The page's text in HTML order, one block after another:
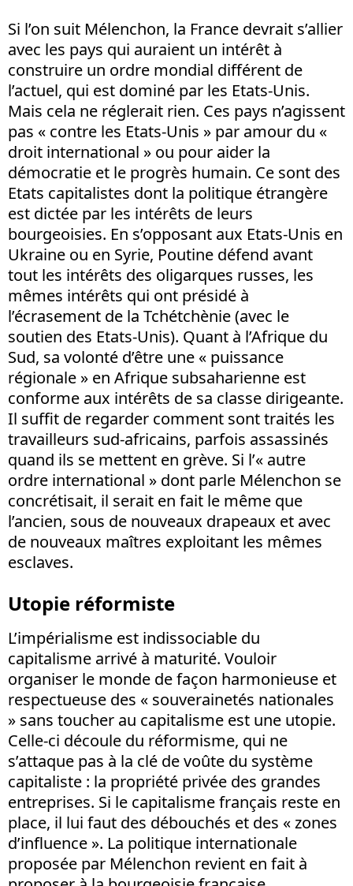
Si l’on suit Mélenchon, la France devrait s’allier
avec les pays qui auraient un intérêt à
construire un ordre mondial différent de
l’actuel, qui est dominé par les Etats-Unis.
Mais cela ne réglerait rien. Ces pays n’agissent
pas « contre les Etats-Unis » par amour du «
droit international » ou pour aider la
démocratie et le progrès humain. Ce sont des
Etats capitalistes dont la politique étrangère
est dictée par les intérêts de leurs
bourgeoisies. En s’opposant aux Etats-Unis en
Ukraine ou en Syrie, Poutine défend avant
tout les intérêts des oligarques russes, les
mêmes intérêts qui ont présidé à
l’écrasement de la Tchétchènie (avec le
soutien des Etats-Unis). Quant à l’Afrique du
Sud, sa volonté d’être une « puissance
régionale » en Afrique subsaharienne est
conforme aux intérêts de sa classe dirigeante.
Il suffit de regarder comment sont traités les
travailleurs sud-africains, parfois assassinés
quand ils se mettent en grève. Si l’« autre
ordre international » dont parle Mélenchon se
concrétisait, il serait en fait le même que
l’ancien, sous de nouveaux drapeaux et avec
de nouveaux maîtres exploitant les mêmes
esclaves.
Utopie réformiste
L’impérialisme est indissociable du
capitalisme arrivé à maturité. Vouloir
organiser le monde de façon harmonieuse et
respectueuse des « souverainetés nationales
» sans toucher au capitalisme est une utopie.
Celle-ci découle du réformisme, qui ne
s’attaque pas à la clé de voûte du système
capitaliste : la propriété privée des grandes
entreprises. Si le capitalisme français reste en
place, il lui faut des débouchés et des « zones
d’influence ». La politique internationale
proposée par Mélenchon revient en fait à